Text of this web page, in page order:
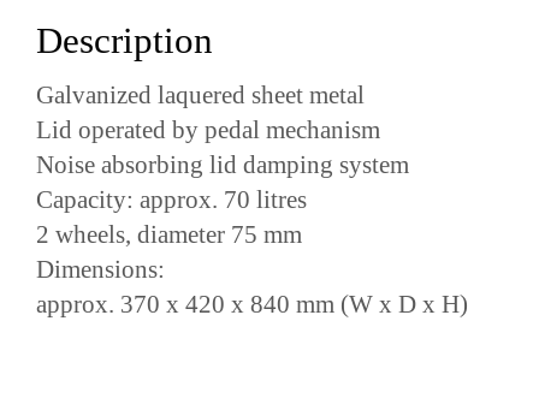
Description
Galvanized laquered sheet metal
Lid operated by pedal mechanism
Noise absorbing lid damping system
Capacity: approx. 70 litres
2 wheels, diameter 75 mm
Dimensions:
approx. 370 x 420 x 840 mm (W x D x H)